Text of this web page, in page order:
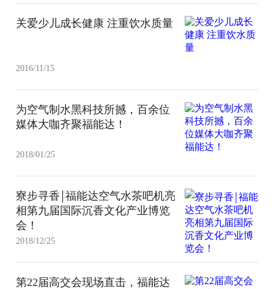
关爱少儿成长健康 注重饮水质量
2016/11/15
为空气制水黑科技所撼，百余位
媒体大咖齐聚福能达！
2018/01/25
寮步寻香￨福能达空气水茶吧机亮
相第九届国际沉香文化产业博览
会！
2018/12/25
第22届高交会现场直击，福能达